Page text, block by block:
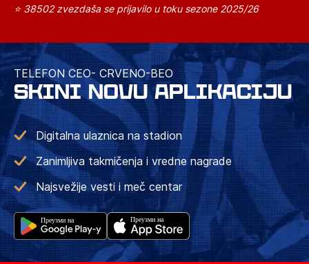
⭐ 38502 zvezdaša se prijavilo u toku sezone 2025/26
TELEFON CEO- CRVENO-BEO
SKINI NOVU APLIKACIJU
Digitalna ulaznica na stadion
Zanimljiva takmičenja i vredne nagrade
Najsvežije vesti i meč centar